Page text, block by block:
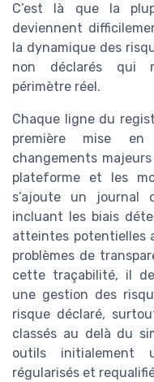
C’est là que la
deviennent
la dynamique des
non déclarés qui
périmètre réel.
Chaque ligne du
première mise
changements
plateforme et les
s’ajoute un journal
incluant les biais
atteintes potentielles
problèmes de
cette traçabilité, il
une gestion des
risque déclaré,
classés au delà du
outils initialement
régularisés et